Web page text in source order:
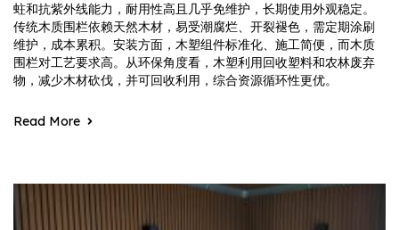
蛀和抗紫外线能力，耐用性高且几乎免维护，长期使用外观稳定。
传统木质围栏依赖天然木材，易受潮腐烂、开裂褪色，需定期涂刷
维护，成本累积。安装方面，木塑组件标准化、施工简便，而木质
围栏对工艺要求高。从环保角度看，木塑利用回收塑料和农林废弃
物，减少木材砍伐，并可回收利用，综合资源循环性更优。
Read More